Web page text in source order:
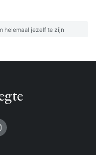
helemaal jezelf te zijn